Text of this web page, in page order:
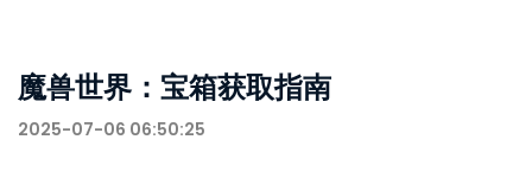
魔兽世界：宝箱获取指南
2025-07-06 06:50:25